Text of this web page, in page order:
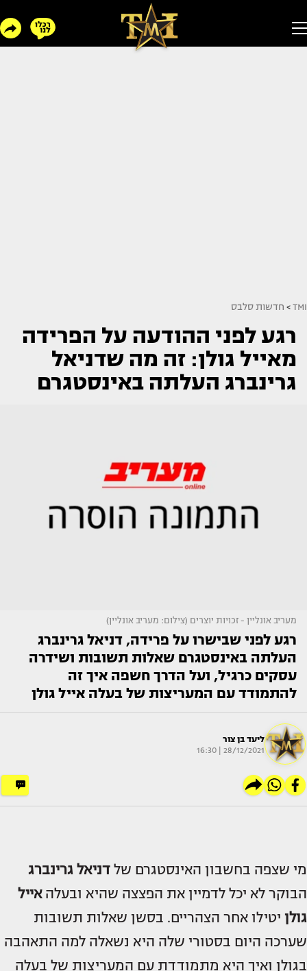
TMI
> חדשות סלבס
רגע לפני ההודעה על הפרידה
מאייל גולן: זה מה שדניאל
גרינברג העלתה באינסטגרם
מעריב אונליין - זכויות יוצרים (צילום: מעריב אונליין)
רגע לפני שבישרו על פרידה, דניאל גרינברג
העלתה באינסטגרם שאלות תשובות ושידרה
עסקים כרגיל, ועל הדרך חשפה איך זה
להתמודד עם המעריצות של בעלה אייל גולן
ליעד בן צור
28/12/2021 | 16:30
מי שצפה בחשבון האינסטגרם של דניאל גרינברג
הבוקר לא יכל לדמיין את הפצצה שהיא ובעלהאייל
גולן יטילו אחר הצהריים. בסשן שאלות תשובות
שערכה היום בסטורי שלה היא נשאלה למה התאהבה
בגולן ואיך היא מתמודדת עם המעריצות של בעלה